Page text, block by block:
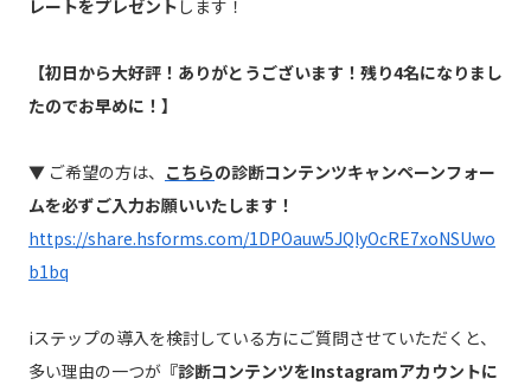
レートをプレゼント します！
【初日から大好評！ありがとうございます！残り4名になりまし
たのでお早めに！】
▼ ご希望の方は、 こちらの診断コンテンツキャンペーンフォー
ムを必ずご入力お願いいたします！
https://share.hsforms.com/1DPOauw5JQlyOcRE7xoNSUwo
b1bq
iステップの導入を検討している方にご質問させていただくと、
多い理由の一つが 『診断コンテンツをInstagramアカウントに